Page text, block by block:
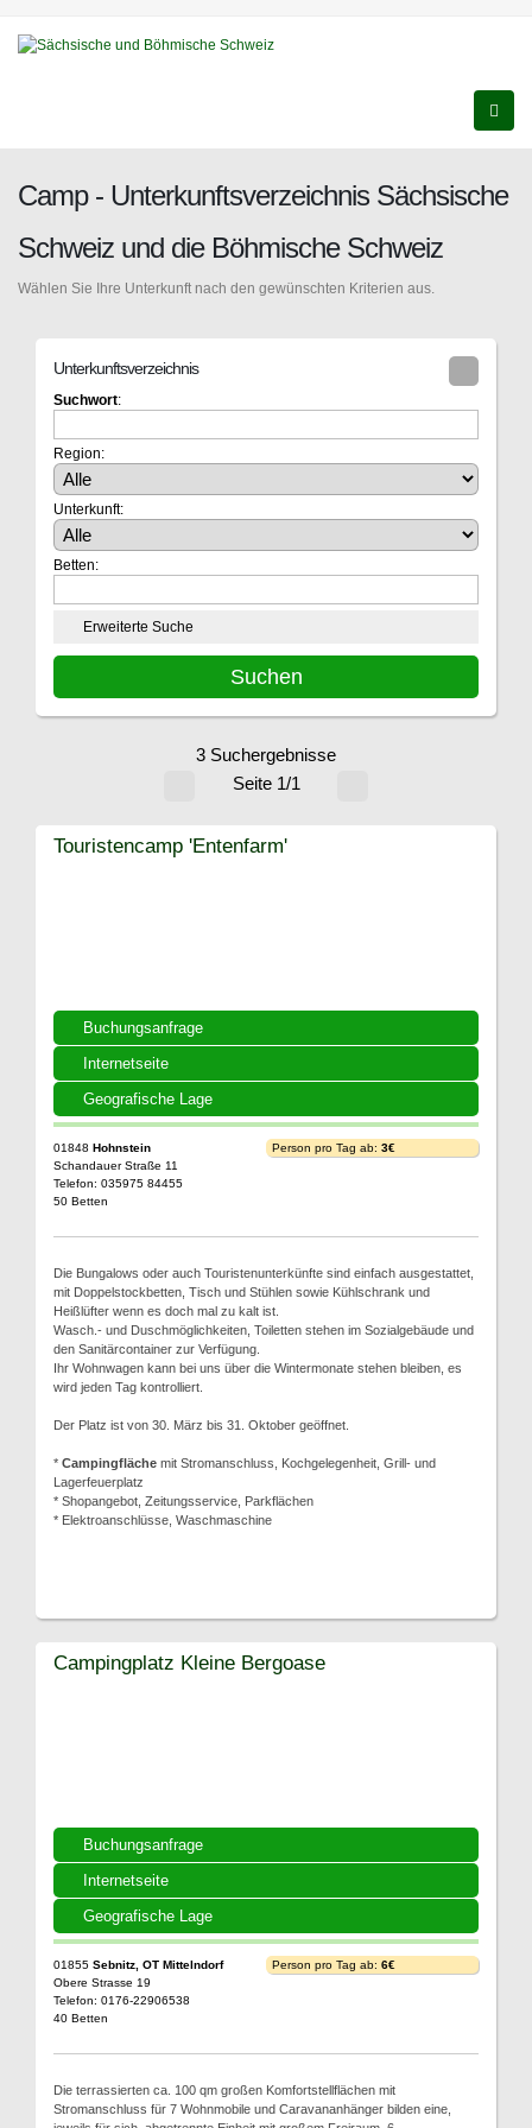
Camp - Unterkunftsverzeichnis Sächsische
Schweiz und die Böhmische Schweiz
Wählen Sie Ihre Unterkunft nach den gewünschten Kriterien aus.
Unterkunftsverzeichnis
Suchwort:
Region:
Unterkunft:
Betten:
Erweiterte Suche
3 Suchergebnisse
Seite 1/1
Buchungsanfrage
Internetseite
Geografische Lage
Touristencamp 'Entenfarm'
01848 Hohnstein
Schandauer Straße 11
Telefon: 035975 84455
50 Betten
Person pro Tag ab: 3€
Die Bungalows oder auch Touristenunterkünfte sind einfach ausgestattet,
mit Doppelstockbetten, Tisch und Stühlen sowie Kühlschrank und
Heißlüfter wenn es doch mal zu kalt ist.
Wasch.- und Duschmöglichkeiten, Toiletten stehen im Sozialgebäude und
den Sanitärcontainer zur Verfügung.
Ihr Wohnwagen kann bei uns über die Wintermonate stehen bleiben, es
wird jeden Tag kontrolliert.
Der Platz ist von 30. März bis 31. Oktober geöffnet.
* Campingfläche mit Stromanschluss, Kochgelegenheit, Grill- und
Lagerfeuerplatz
* Shopangebot, Zeitungsservice, Parkflächen
* Elektroanschlüsse, Waschmaschine
Buchungsanfrage
Internetseite
Geografische Lage
Campingplatz Kleine Bergoase
01855 Sebnitz, OT Mittelndorf
Obere Strasse 19
Telefon: 0176-22906538
40 Betten
Person pro Tag ab: 6€
Die terrassierten ca. 100 qm großen Komfortstellflächen mit
Stromanschluss für 7 Wohnmobile und Caravananhänger bilden eine,